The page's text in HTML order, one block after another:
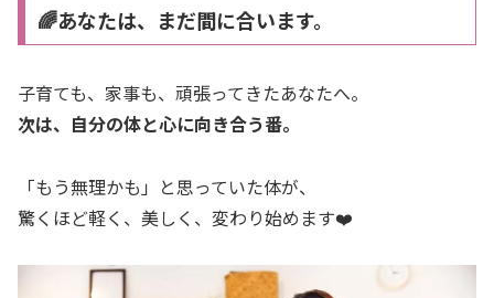
🌈あなたは、まだ間に合います。
子育ても、家事も、頑張ってきたあなたへ。
次は、自分の体と心に向き合う番。
「もう無理かも」と思っていた体が、
驚くほど軽く、美しく、変わり始めます❤️